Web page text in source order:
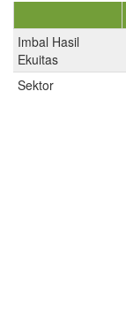
Imbal Hasil
Ekuitas
Sektor